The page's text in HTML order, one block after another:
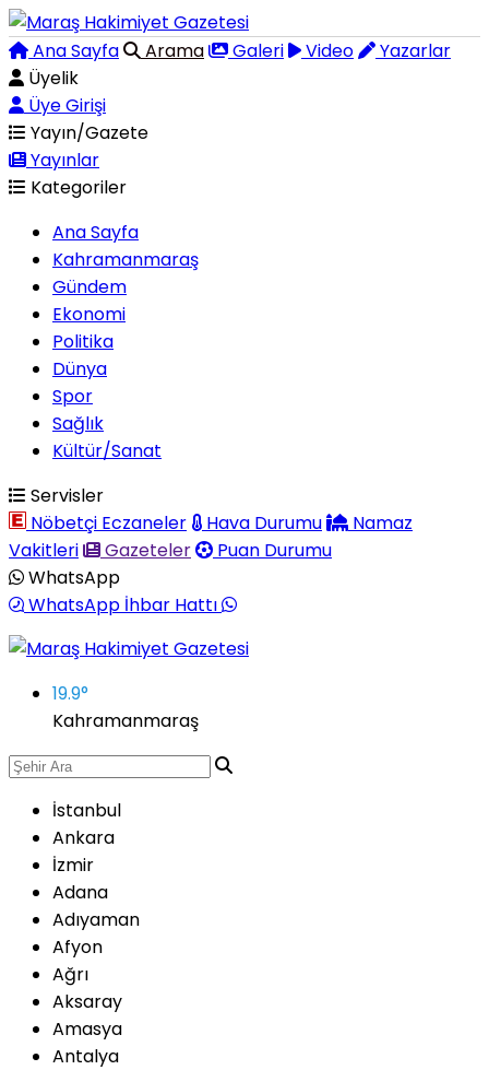
Ana Sayfa Arama Galeri Video
Yazarlar
Üyelik
Üye Girişi
Yayın/Gazete
Yayınlar
Kategoriler
Ana Sayfa
Kahramanmaraş
Gündem
Ekonomi
Politika
Dünya
Spor
Sağlık
Kültür/Sanat
Servisler
Nöbetçi Eczaneler
Hava Durumu
Namaz
Vakitleri
Gazeteler
Puan Durumu
WhatsApp
WhatsApp İhbar Hattı
19.9°
Kahramanmaraş
İstanbul
Ankara
İzmir
Adana
Adıyaman
Afyon
Ağrı
Aksaray
Amasya
Antalya